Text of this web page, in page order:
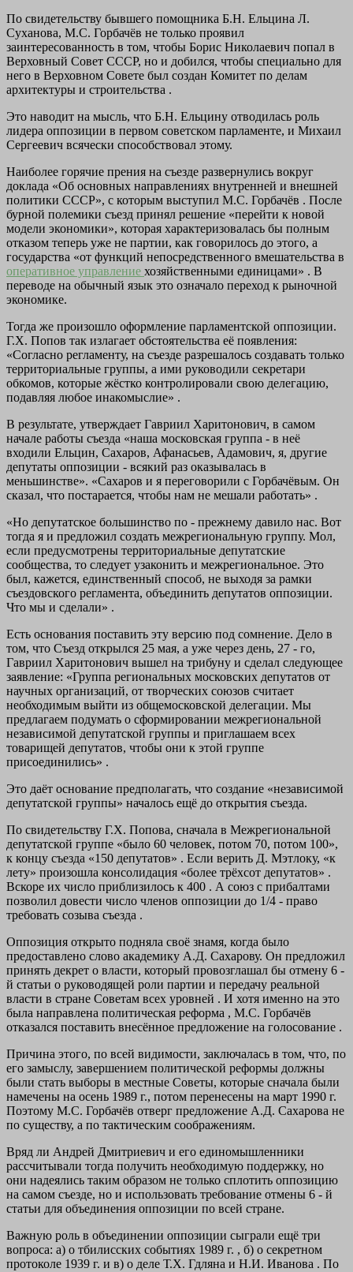
По свидетельству бывшего помощника Б.Н. Ельцина Л.
Суханова, М.С. Горбачёв не только проявил
заинтересованность в том, чтобы Борис Николаевич попал в
Верховный Совет СССР, но и добился, чтобы специально для
него в Верховном Совете был создан Комитет по делам
архитектуры и строительства .
Это наводит на мысль, что Б.Н. Ельцину отводилась роль
лидера оппозиции в первом советском парламенте, и Михаил
Сергеевич всячески способствовал этому.
Наиболее горячие прения на съезде развернулись вокруг
доклада «Об основных направлениях внутренней и внешней
политики СССР», с которым выступил М.С. Горбачёв . После
бурной полемики съезд принял решение «перейти к новой
модели экономики», которая характеризовалась бы полным
отказом теперь уже не партии, как говорилось до этого, а
государства «от функций непосредственного вмешательства в
оперативное управление хозяйственными единицами» . В
переводе на обычный язык это означало переход к рыночной
экономике.
Тогда же произошло оформление парламентской оппозиции.
Г.Х. Попов так излагает обстоятельства её появления:
«Согласно регламенту, на съезде разрешалось создавать только
территориальные группы, а ими руководили секретари
обкомов, которые жёстко контролировали свою делегацию,
подавляя любое инакомыслие» .
В результате, утверждает Гавриил Харитонович, в самом
начале работы съезда «наша московская группа - в неё
входили Ельцин, Сахаров, Афанасьев, Адамович, я, другие
депутаты оппозиции - всякий раз оказывалась в
меньшинстве». «Сахаров и я переговорили с Горбачёвым. Он
сказал, что постарается, чтобы нам не мешали работать» .
«Но депутатское большинство по - прежнему давило нас. Вот
тогда я и предложил создать межрегиональную группу. Мол,
если предусмотрены территориальные депутатские
сообщества, то следует узаконить и межрегиональное. Это
был, кажется, единственный способ, не выходя за рамки
съездовского регламента, объединить депутатов оппозиции.
Что мы и сделали» .
Есть основания поставить эту версию под сомнение. Дело в
том, что Съезд открылся 25 мая, а уже через день, 27 - го,
Гавриил Харитонович вышел на трибуну и сделал следующее
заявление: «Группа региональных московских депутатов от
научных организаций, от творческих союзов считает
необходимым выйти из общемосковской делегации. Мы
предлагаем подумать о сформировании межрегиональной
независимой депутатской группы и приглашаем всех
товарищей депутатов, чтобы они к этой группе
присоединились» .
Это даёт основание предполагать, что создание «независимой
депутатской группы» началось ещё до открытия съезда.
По свидетельству Г.Х. Попова, сначала в Межрегиональной
депутатской группе «было 60 человек, потом 70, потом 100»,
к концу съезда «150 депутатов» . Если верить Д. Мэтлоку, «к
лету» произошла консолидация «более трёхсот депутатов» .
Вскоре их число приблизилось к 400 . А союз с прибалтами
позволил довести число членов оппозиции до 1/4 - право
требовать созыва съезда .
Оппозиция открыто подняла своё знамя, когда было
предоставлено слово академику А.Д. Сахарову. Он предложил
принять декрет о власти, который провозглашал бы отмену 6 -
й статьи о руководящей роли партии и передачу реальной
власти в стране Советам всех уровней . И хотя именно на это
была направлена политическая реформа , М.С. Горбачёв
отказался поставить внесённое предложение на голосование .
Причина этого, по всей видимости, заключалась в том, что, по
его замыслу, завершением политической реформы должны
были стать выборы в местные Советы, которые сначала были
намечены на осень 1989 г., потом перенесены на март 1990 г.
Поэтому М.С. Горбачёв отверг предложение А.Д. Сахарова не
по существу, а по тактическим соображениям.
Вряд ли Андрей Дмитриевич и его единомышленники
рассчитывали тогда получить необходимую поддержку, но
они надеялись таким образом не только сплотить оппозицию
на самом съезде, но и использовать требование отмены 6 - й
статьи для объединения оппозиции по всей стране.
Важную роль в объединении оппозиции сыграли ещё три
вопроса: а) о тбилисских событиях 1989 г. , б) о секретном
протоколе 1939 г. и в) о деле Т.Х. Гдляна и Н.И. Иванова . По